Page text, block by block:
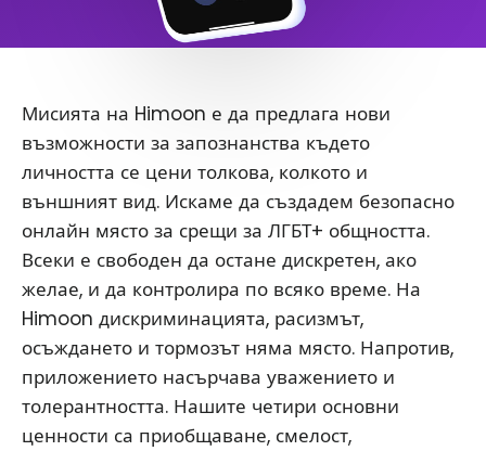
Мисията на Himoon е да предлага нови
възможности за запознанства където
личността се цени толкова, колкото и
външният вид. Искаме да създадем безопасно
онлайн място за срещи за ЛГБТ+ общността.
Всеки е свободен да остане дискретен, ако
желае, и да контролира по всяко време. На
Himoon дискриминацията, расизмът,
осъждането и тормозът няма място. Напротив,
приложението насърчава уважението и
толерантността. Нашите четири основни
ценности са приобщаване, смелост,